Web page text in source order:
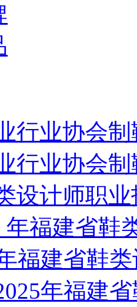
行业协会
行业协会
设计师职
年福建省鞋
福建省鞋
年福建